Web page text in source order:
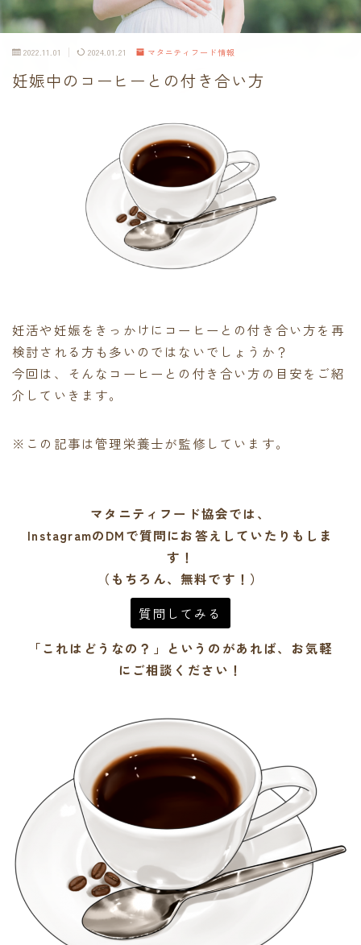
2022.11.01 2024.01.21 マタニティフード情報
妊娠中のコーヒーとの付き合い方
妊活や妊娠をきっかけにコーヒーとの付き合い方を再
検討される方も多いのではないでしょうか？
今回は、そんなコーヒーとの付き合い方の目安をご紹
介していきます。
※この記事は管理栄養士が監修しています。
マタニティフード協会では、
InstagramのDMで質問にお答えしていたりもしま
す！
（もちろん、無料です！）
質問してみる
「これはどうなの？」というのがあれば、お気軽
にご相談ください！